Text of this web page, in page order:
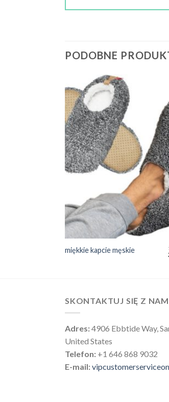
PODOBNE
miękkie kapcie męskie
SKONTAKTUJ SIĘ Z
Adres:4906 Ebbtide Way,
United States
Telefon: +1 646 868 9032
E-mail: